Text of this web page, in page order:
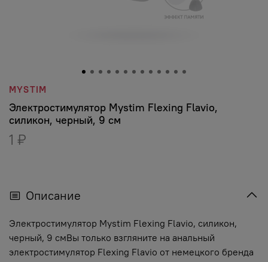
MYSTIM
Электростимулятор Mystim Flexing Flavio,
силикон, черный, 9 см
1 ₽
Описание
Электростимулятор Mystim Flexing Flavio, силикон,
черный, 9 смВы только взгляните на анальный
электростимулятор Flexing Flavio от немецкого бренда